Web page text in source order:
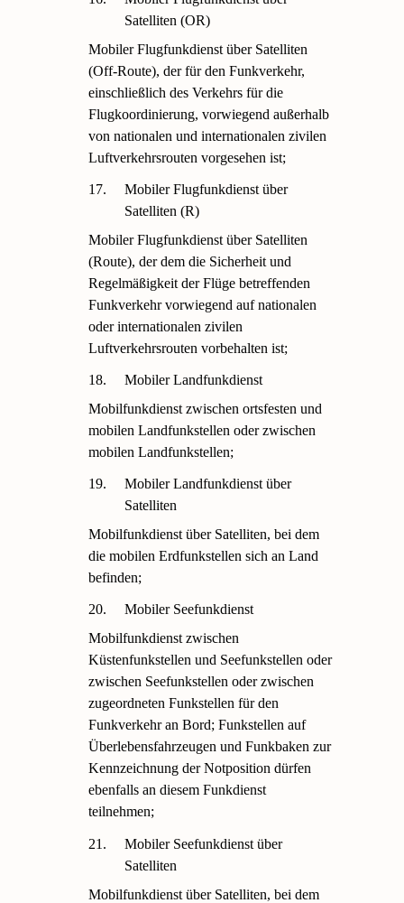
Satelliten (OR)
Mobiler Flugfunkdienst über Satelliten
(Off-Route), der für den Funkverkehr,
einschließlich des Verkehrs für die
Flugkoordinierung, vorwiegend außerhalb
von nationalen und internationalen zivilen
Luftverkehrsrouten vorgesehen ist;
17.
Mobiler Flugfunkdienst über
Satelliten (R)
Mobiler Flugfunkdienst über Satelliten
(Route), der dem die Sicherheit und
Regelmäßigkeit der Flüge betreffenden
Funkverkehr vorwiegend auf nationalen
oder internationalen zivilen
Luftverkehrsrouten vorbehalten ist;
18.
Mobiler Landfunkdienst
Mobilfunkdienst zwischen ortsfesten und
mobilen Landfunkstellen oder zwischen
mobilen Landfunkstellen;
19.
Mobiler Landfunkdienst über
Satelliten
Mobilfunkdienst über Satelliten, bei dem
die mobilen Erdfunkstellen sich an Land
befinden;
20.
Mobiler Seefunkdienst
Mobilfunkdienst zwischen
Küstenfunkstellen und Seefunkstellen oder
zwischen Seefunkstellen oder zwischen
zugeordneten Funkstellen für den
Funkverkehr an Bord; Funkstellen auf
Überlebensfahrzeugen und Funkbaken zur
Kennzeichnung der Notposition dürfen
ebenfalls an diesem Funkdienst
teilnehmen;
21.
Mobiler Seefunkdienst über
Satelliten
Mobilfunkdienst über Satelliten, bei dem